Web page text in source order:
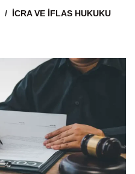
İCRA VE İFLAS HUKUKU